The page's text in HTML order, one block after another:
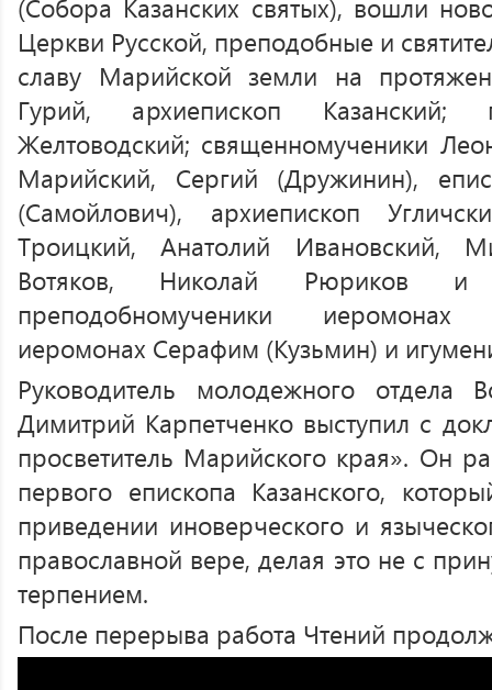
(Собора Казанских святых), вошли
Церкви Русской, преподобные и
славу Марийской земли на
Гурий, архиепископ Казанский;
Желтоводский; священномученики
Марийский, Сергий (Дружинин),
(Самойлович), архиепископ
Троицкий, Анатолий Ивановский,
Вотяков, Николай Рюриков и
преподобномученики
иеромонах Серафим (Кузьмин) и
Руководитель молодежного отдела
Димитрий Карпетченко выступил с
просветитель Марийского края». Он
первого епископа Казанского,
приведении иноверческого и
православной вере, делая это не с
терпением.
После перерыва работа Чтений